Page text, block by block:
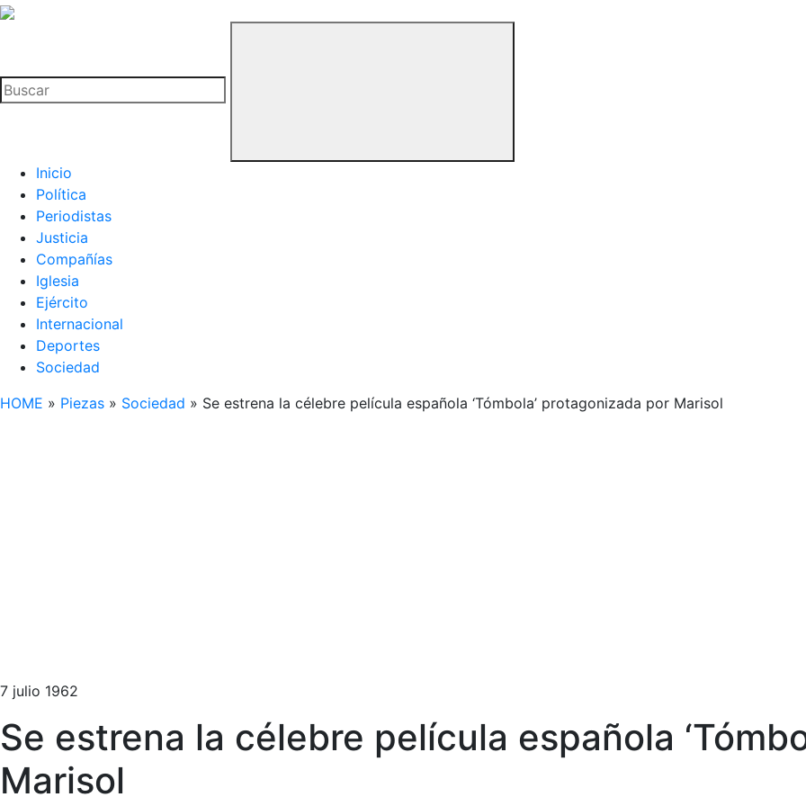
La
Buitre
Inicio
Política
Periodistas
Justicia
Compañías
Iglesia
Ejército
Internacional
Deportes
Sociedad
HOME » Piezas » Sociedad » Se estrena la célebre película española ‘Tómbola’ protagonizada por Marisol
7 julio 1962
Se estrena la célebre película española
Marisol